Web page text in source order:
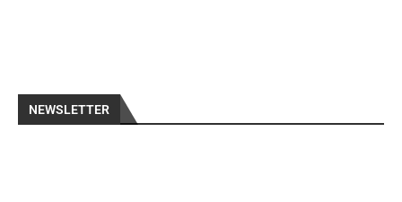
NEWSLETTER